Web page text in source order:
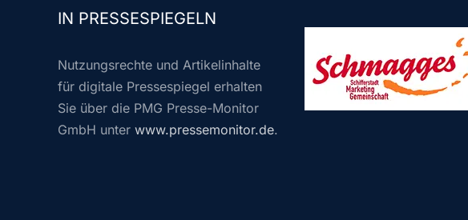
IN PRESSESPIEGELN
Nutzungsrechte und Artikelinhalte
für digitale Pressespiegel erhalten
Sie über die PMG Presse-Monitor
GmbH unter www.pressemonitor.de.